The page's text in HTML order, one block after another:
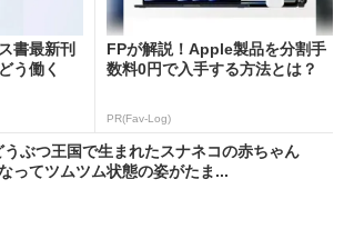
書最新刊
う働く
FPが解説！Apple製品を分割手
数料0円で入手する方法とは？
PR(Fav-Log)
うぶつ王国で生まれたスナネコの赤ちゃん
ってツムツム状態の姿がたま...